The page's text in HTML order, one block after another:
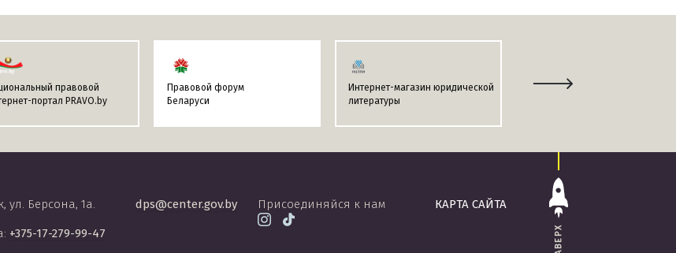
правовой
портал PRAVO.by
Правовой форум
Беларуси
Интернет-магазин юридической
литературы
Информационно-поисковая
НАВЕРХ
КАРТА САЙТА
ул. Берсона, 1а.
+375-17-279-99-47
dps@center.gov.by Присоединяйся к нам